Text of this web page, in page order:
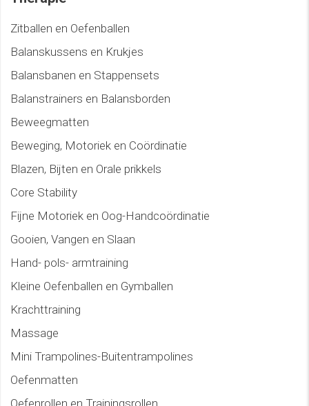
Zitballen en Oefenballen
Balanskussens en Krukjes
Balansbanen en Stappensets
Balanstrainers en Balansborden
Beweegmatten
Beweging, Motoriek en Coördinatie
Blazen, Bijten en Orale prikkels
Core Stability
Fijne Motoriek en Oog-Handcoördinatie
Gooien, Vangen en Slaan
Hand- pols- armtraining
Kleine Oefenballen en Gymballen
Krachttraining
Massage
Mini Trampolines-Buitentrampolines
Oefenmatten
Oefenrollen en Trainingsrollen